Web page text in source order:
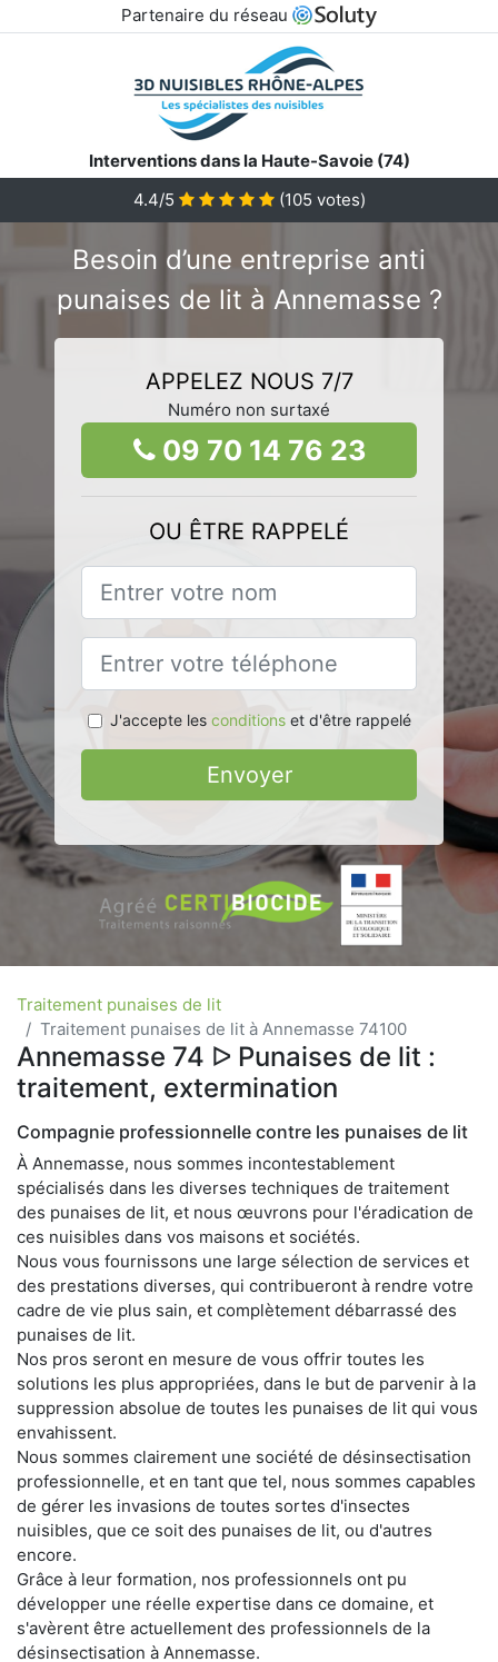
Partenaire du réseau
Interventions dans la Haute-Savoie (74)
4.4/5
(105 votes)
Besoin d’une entreprise anti
punaises de lit à Annemasse ?
APPELEZ NOUS 7/7
Numéro non surtaxé
09 70 14 76 23
OU ÊTRE RAPPELÉ
J'accepte les conditionset d'être rappelé
Envoyer
Traitement punaises de lit
Traitement punaises de lit à Annemasse 74100
Annemasse 74 ᐅ Punaises de lit :
traitement, extermination
Compagnie professionnelle contre les punaises de lit
À Annemasse, nous sommes incontestablement
spécialisés dans les diverses techniques de traitement
des punaises de lit, et nous œuvrons pour l'éradication de
ces nuisibles dans vos maisons et sociétés.
Nous vous fournissons une large sélection de services et
des prestations diverses, qui contribueront à rendre votre
cadre de vie plus sain, et complètement débarrassé des
punaises de lit.
Nos pros seront en mesure de vous offrir toutes les
solutions les plus appropriées, dans le but de parvenir à la
suppression absolue de toutes les punaises de lit qui vous
envahissent.
Nous sommes clairement une société de désinsectisation
professionnelle, et en tant que tel, nous sommes capables
de gérer les invasions de toutes sortes d'insectes
nuisibles, que ce soit des punaises de lit, ou d'autres
encore.
Grâce à leur formation, nos professionnels ont pu
développer une réelle expertise dans ce domaine, et
s'avèrent être actuellement des professionnels de la
désinsectisation à Annemasse.